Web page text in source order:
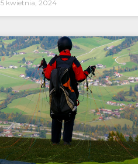
5 kwietnia, 2024